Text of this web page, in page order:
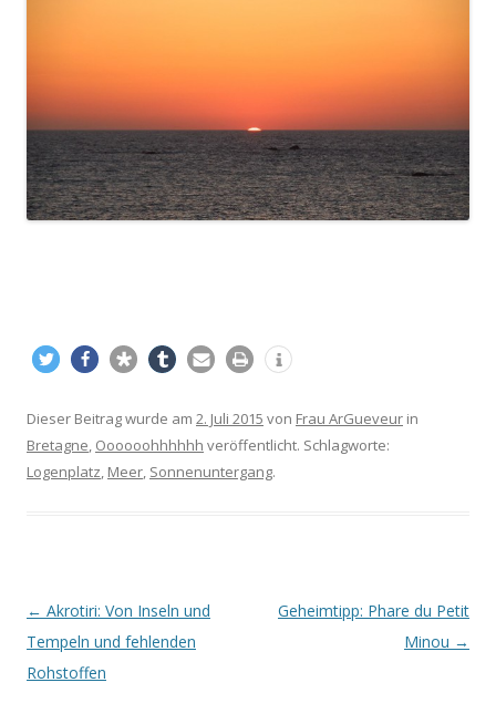
Dieser Beitrag wurde am 2. Juli 2015 von Frau ArGueveur in
Bretagne Oooooohhhhhh veröffentlicht. Schlagworte:
Logenplatz Meer Sonnenuntergang.
Beitrags-
Navigation
← Akrotiri: Von Inseln und
Tempeln und fehlenden
Rohstoffen
Geheimtipp: Phare du Petit
Minou →